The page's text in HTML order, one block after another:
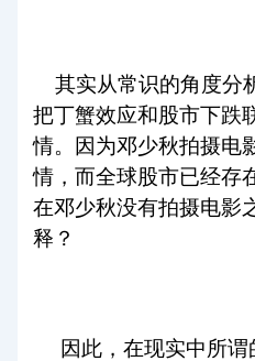
其实从常识的角度分
把丁蟹效应和股市下跌
情。因为邓少秋拍摄电
情，而全球股市已经存
在邓少秋没有拍摄电影
释？
因此，在现实中所